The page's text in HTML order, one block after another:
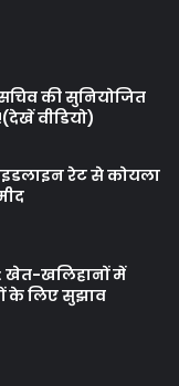
की सुनियोजित
वीडियो)
रेट से कोयला
खेत-खलिहानों में
के लिए सुझाव